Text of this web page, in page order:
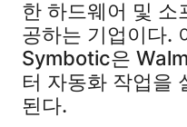
한 하드웨어 및 소
공하는 기업이다.
Symbotic은
터 자동화 작업을
된다.